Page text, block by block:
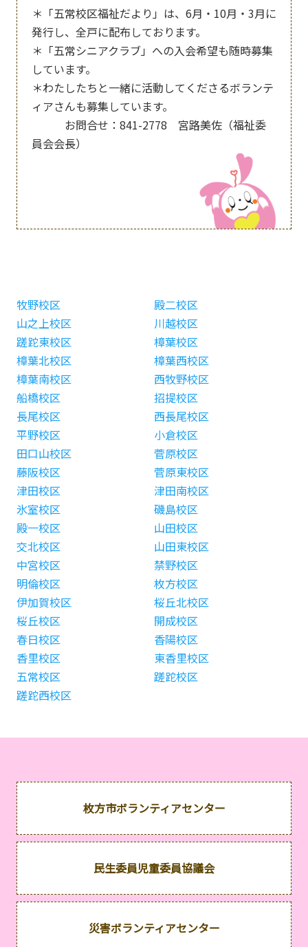
＊「五常校区福祉だより」は、6月・10月・3月に
発行し、全戸に配布しております。
＊「五常シニアクラブ」への入会希望も随時募集
しています。
＊わたしたちと一緒に活動してくださるボランテ
ィアさんも募集しています。
お問合せ：841-2778 宮路美佐（福祉委
員会会長）
牧野校区
殿二校区
山之上校区
川越校区
蹉跎東校区
樟葉校区
樟葉北校区
樟葉西校区
樟葉南校区
西牧野校区
船橋校区
招提校区
長尾校区
西長尾校区
平野校区
小倉校区
田口山校区
菅原校区
藤阪校区
菅原東校区
津田校区
津田南校区
氷室校区
磯島校区
殿一校区
山田校区
交北校区
山田東校区
中宮校区
禁野校区
明倫校区
枚方校区
伊加賀校区
桜丘北校区
桜丘校区
開成校区
春日校区
香陽校区
香里校区
東香里校区
五常校区
蹉跎校区
蹉跎西校区
枚方市ボランティアセンター
民生委員児童委員協議会
災害ボランティアセンター